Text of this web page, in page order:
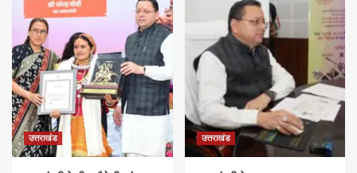
उत्तराखंड उत्तराखंड